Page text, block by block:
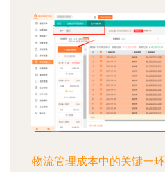
物流管理成本中的关键一